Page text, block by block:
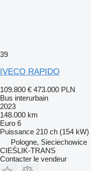
39
IVECO RAPIDO
109.800 € 473.000 PLN
Bus interurbain
2023
148.000 km
Euro 6
Puissance 210 ch (154 kW)
Pologne, Sieciechowice
CIEŚLIK-TRANS
Contacter le vendeur